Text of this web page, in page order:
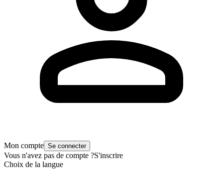
Mon compte Se connecter
Vous n'avez pas de compte ?S'inscrire
Choix de la langue